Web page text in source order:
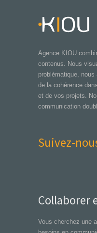
Agence KIOU
contenus. Nous
problématique,
de la cohérence
et de vos projets.
communication
Suivez-
Collaborer
Vous cherchez une